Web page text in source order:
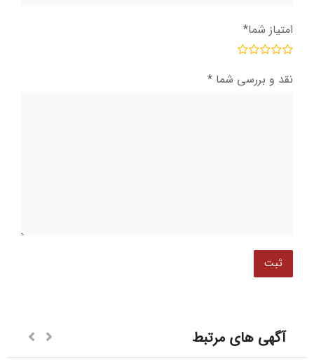
امتیاز شما*
نقد و بررسی شما *
آگهی های مرتبط